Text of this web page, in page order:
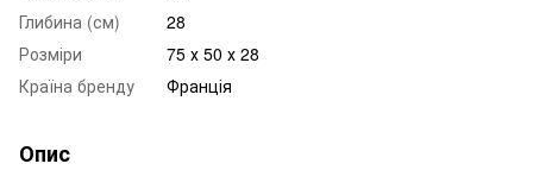
Глибина (см)
28
Розміри
75 х 50 х 28
Країна бренду
Франція
Опис